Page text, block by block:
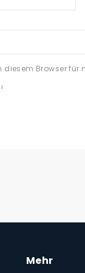
diesem Browser
Mehr